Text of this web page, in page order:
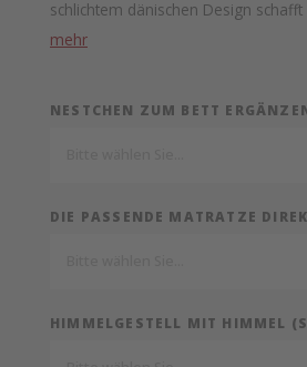
schlichtem dänischen Design
mehr
NESTCHEN ZUM BETT
DIE PASSENDE MATRATZE
HIMMELGESTELL MIT HIMMEL